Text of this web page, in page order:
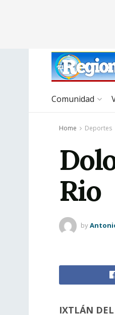
Comunidad
Home Deportes
Rio
by
IXTLÁN